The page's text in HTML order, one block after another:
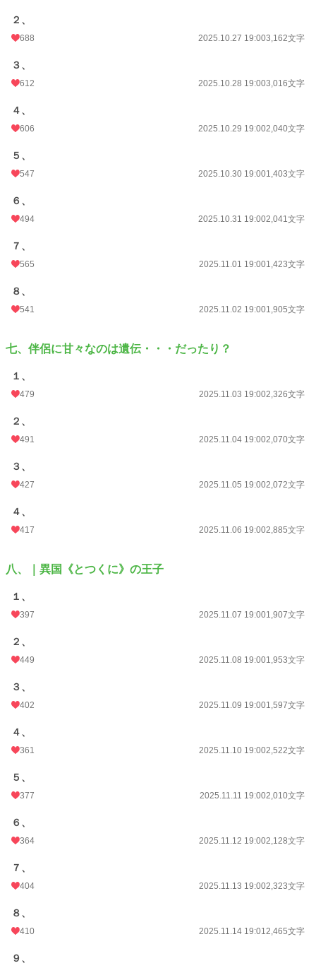
２、
688 2025.10.27 19:003,162文字
３、
612 2025.10.28 19:003,016文字
４、
606 2025.10.29 19:002,040文字
５、
547 2025.10.30 19:001,403文字
６、
494 2025.10.31 19:002,041文字
７、
565 2025.11.01 19:001,423文字
８、
541 2025.11.02 19:001,905文字
七、伴侶に甘々なのは遺伝・・・だったり？
１、
479 2025.11.03 19:002,326文字
２、
491 2025.11.04 19:002,070文字
３、
427 2025.11.05 19:002,072文字
４、
417 2025.11.06 19:002,885文字
八、｜異国《とつくに》の王子
１、
397 2025.11.07 19:001,907文字
２、
449 2025.11.08 19:001,953文字
３、
402 2025.11.09 19:001,597文字
４、
361 2025.11.10 19:002,522文字
５、
377 2025.11.11 19:002,010文字
６、
364 2025.11.12 19:002,128文字
７、
404 2025.11.13 19:002,323文字
８、
410 2025.11.14 19:012,465文字
９、